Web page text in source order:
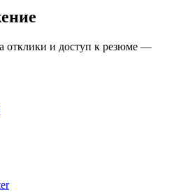
отклики и доступ к резюме —